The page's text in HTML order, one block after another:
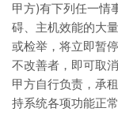
甲方)有下列任一情
碍、主机效能的大
或检举，将立即暂
不改善者，即可取
甲方自行负责，承
持系统各项功能正